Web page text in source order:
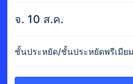
จ. 10 ส.ค.
ชั้นประหยัด/ชั้นประหยัดพรีเมียม